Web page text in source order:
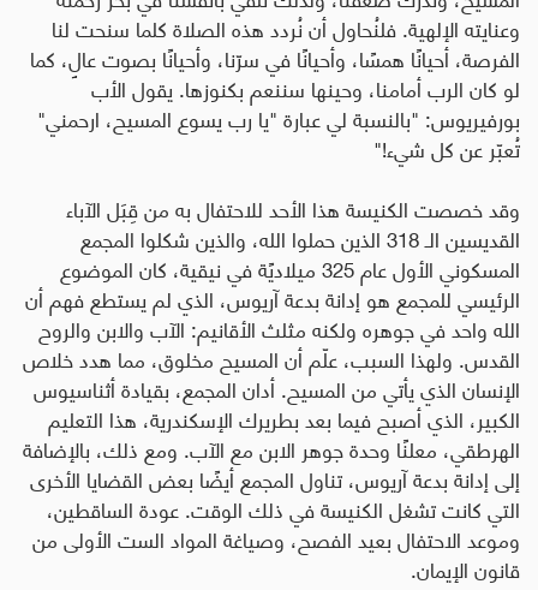
وعنايته الإلهية. فلنُحاول أن نُردد هذه الصلاة كلما سنحت لنا
الفرصة، أحيانًا همسًا، وأحيانًا في سرّنا، وأحيانًا بصوت عالٍ، كما
لو كان الرب أمامنا، وحينها سننعم بكنوزها. يقول الأب
بورفيريوس: "بالنسبة لي عبارة "يا رب يسوع المسيح، ارحمني"
تُعبّر عن كل شيء!"
وقد خصصت الكنيسة هذا الأحد للاحتفال به من قِبَل الآباء
القديسين الـ 318 الذين حملوا الله، والذين شكلوا المجمع
المسكوني الأول عام 325 ميلاديًة في نيقية، كان الموضوع
الرئيسي للمجمع هو إدانة بدعة آريوس، الذي لم يستطع فهم أن
الله واحد في جوهره ولكنه مثلث الأقانيم: الآب والابن والروح
القدس. ولهذا السبب، علّم أن المسيح مخلوق، مما هدد خلاص
الإنسان الذي يأتي من المسيح. أدان المجمع، بقيادة أثناسيوس
الكبير، الذي أصبح فيما بعد بطريرك الإسكندرية، هذا التعليم
الهرطقي، معلنًا وحدة جوهر الابن مع الآب. ومع ذلك، بالإضافة
إلى إدانة بدعة آريوس، تناول المجمع أيضًا بعض القضايا الأخرى
التي كانت تشغل الكنيسة في ذلك الوقت. عودة الساقطين،
وموعد الاحتفال بعيد الفصح، وصياغة المواد الست الأولى من
قانون الإيمان.